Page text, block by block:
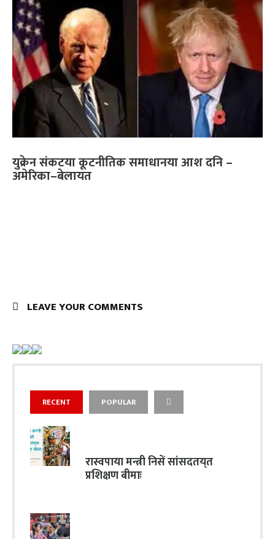
युक्रेन संकटया कूटनीतिक समाधानया आश दनि –
अमेरिका–बेलायत
LEAVE YOUR COMMENTS
RECENT POPULAR
रास्वपाया मन्त्री निसें सांसदतय्‌त
प्रशिक्षण बीमाः